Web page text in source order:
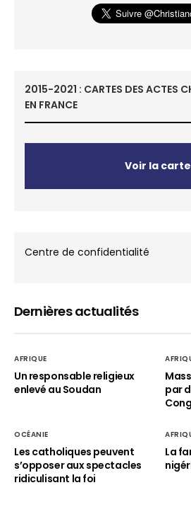
2015-2021 : CARTES DES ACTES
EN FRANCE
Voir la carte
Centre de confidentialité
Dernières actualités
AFRIQUE
Un responsable religieux
enlevé au Soudan
par
OCÉANIE
Les catholiques peuvent
s’opposer aux spectacles
ridiculisant la foi
La